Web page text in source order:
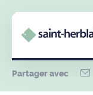
Partager avec